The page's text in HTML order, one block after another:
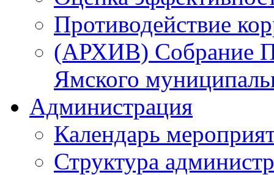
Противодействие
(АРХИВ) Собрание
Ямского
Администрация
Календарь
Структура